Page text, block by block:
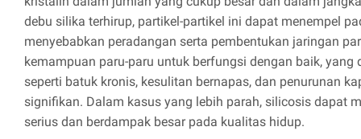
debu silika terhirup, partikel-partikel ini dapat menempel
menyebabkan peradangan serta pembentukan jaringan
kemampuan paru-paru untuk berfungsi dengan baik,
seperti batuk kronis, kesulitan bernapas, dan penurunan
signifikan. Dalam kasus yang lebih parah, silicosis dapat
serius dan berdampak besar pada kualitas hidup.